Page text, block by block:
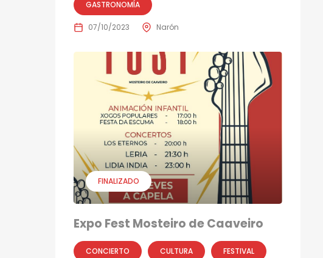
GASTRONOMÍA
07/10/2023 Narón
FINALIZADO
Expo Fest Mosteiro de Caaveiro
CONCIERTO CULTURA FESTIVAL